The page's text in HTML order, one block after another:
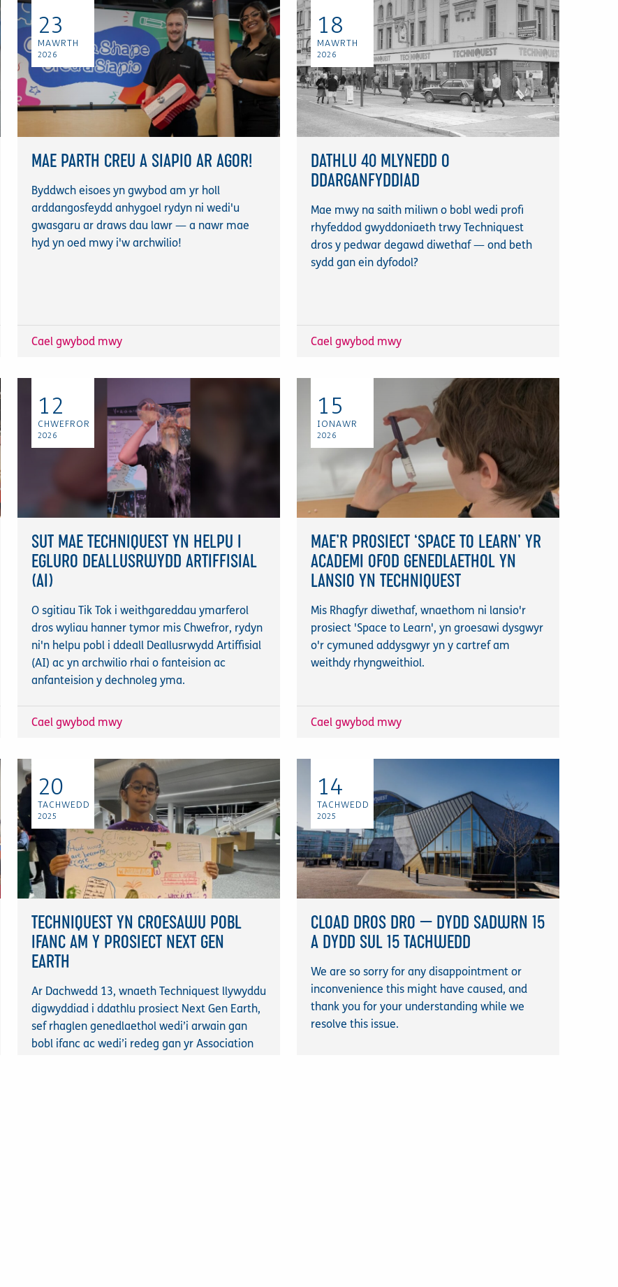
23
MAWRTH
2026
MAE PARTH CREU A SIAPIO AR AGOR!
Byddwch eisoes yn gwybod am yr holl
arddangosfeydd anhygoel rydyn ni wedi'u
gwasgaru ar draws dau lawr — a nawr mae
hyd yn oed mwy i'w archwilio!
Cael gwybod mwy
18
MAWRTH
2026
DATHLU 40 MLYNEDD O
DDARGANFYDDIAD
Mae mwy na saith miliwn o bobl wedi profi
rhyfeddod gwyddoniaeth trwy Techniquest
dros y pedwar degawd diwethaf — ond beth
sydd gan ein dyfodol?
Cael gwybod mwy
12
CHWEFROR
2026
SUT MAE TECHNIQUEST YN HELPU I
EGLURO DEALLUSRWYDD ARTIFFISIAL
(AI)
O sgitiau Tik Tok i weithgareddau ymarferol
dros wyliau hanner tymor mis Chwefror, rydyn
ni'n helpu pobl i ddeall Deallusrwydd Artiffisial
(AI) ac yn archwilio rhai o fanteision ac
anfanteision y dechnoleg yma.
Cael gwybod mwy
15
IONAWR
2026
MAE’R PROSIECT ‘SPACE TO LEARN’ YR
ACADEMI OFOD GENEDLAETHOL YN
LANSIO YN TECHNIQUEST
Mis Rhagfyr diwethaf, wnaethom ni lansio'r
prosiect 'Space to Learn', yn groesawi dysgwyr
o'r cymuned addysgwyr yn y cartref am
weithdy rhyngweithiol.
Cael gwybod mwy
20
TACHWEDD
2025
TECHNIQUEST YN CROESAWU POBL
IFANC AM Y PROSIECT NEXT GEN
EARTH
Ar Dachwedd 13, wnaeth Techniquest llywyddu
digwyddiad i ddathlu prosiect Next Gen Earth,
sef rhaglen genedlaethol wedi’i arwain gan
bobl ifanc ac wedi’i redeg gan yr Association
14
TACHWEDD
2025
CLOAD DROS DRO — DYDD SADWRN 15
A DYDD SUL 15 TACHWEDD
We are so sorry for any disappointment or
inconvenience this might have caused, and
thank you for your understanding while we
resolve this issue.